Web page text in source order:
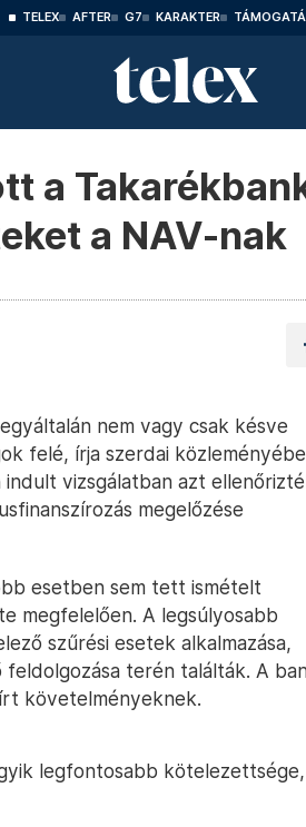
TELEX AFTER G7 KARAKTER
a
a NAV-nak
nem vagy csak késve
felé, írja szerdai
indult vizsgálatban azt
megelőzése
esetben sem tett ismételt
megfelelően. A legsúlyosabb
szűrési esetek alkalmazása,
terén találták. A
követelményeknek.
legfontosabb kötelezettsége,